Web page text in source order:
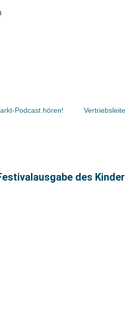
Podcast hören!
des